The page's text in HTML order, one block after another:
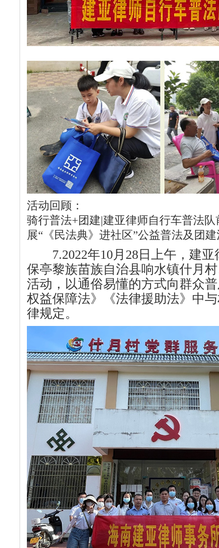
活动回顾：
骑行普法+团建|建亚律师自行车普法
展“《民法典》进社区”公益普法及团
7.2022年10月28日上午，建亚
保亭黎族苗族自治县响水镇什月
活动，以通俗易懂的方式向群众
权益保障法》《法律援助法》中
律规定。